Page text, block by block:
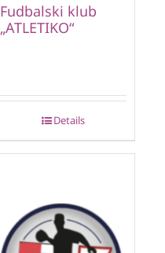
Fudbalski klub
„ATLETIKO“
Details